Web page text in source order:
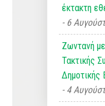
έκτακτη
6
Ζωντανή
Τακτικής
Δημοτικής
4